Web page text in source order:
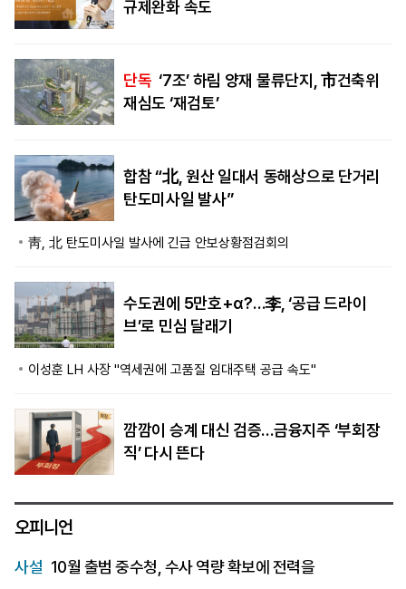
규제완화 속도
단독 ‘7조’ 하림 양재 물류단지, 市건축위
재심도 ‘재검토’
합참 “北, 원산 일대서 동해상으로 단거리
탄도미사일 발사”
靑, 北 탄도미사일 발사에 긴급 안보상황점검회의
수도권에 5만호+α?…李, ‘공급 드라이
브’로 민심 달래기
이성훈 LH 사장 "역세권에 고품질 임대주택 공급 속도"
깜깜이 승계 대신 검증…금융지주 ‘부회장
직’ 다시 뜬다
오피니언
사설 10월 출범 중수청, 수사 역량 확보에 전력을